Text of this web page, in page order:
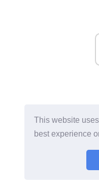
This website
best experience